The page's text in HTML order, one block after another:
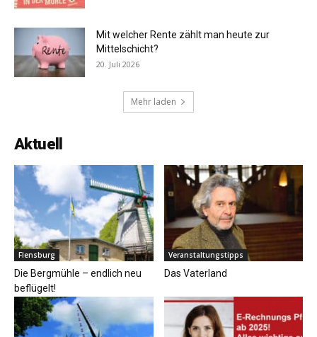
Mit welcher Rente zählt man heute zur
Mittelschicht?
20. Juli 2026
Mehr laden
Aktuell
Flensburg
Die Bergmühle – endlich neu
beflügelt!
Veranstaltungstipps
Das Vaterland